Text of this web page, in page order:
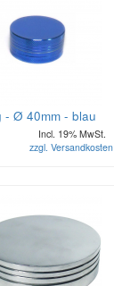
- Ø 40mm - blau
Incl. 19% MwSt.
zzgl. Versandkosten